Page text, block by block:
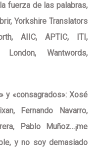
fuerza de las palabras,
Yorkshire Translators
AIIC, APTIC, ITI,
Wantwords,
y «consagrados»: Xosé
Fernando Navarro,
Pablo Muñoz…¡me
y no soy demasiado